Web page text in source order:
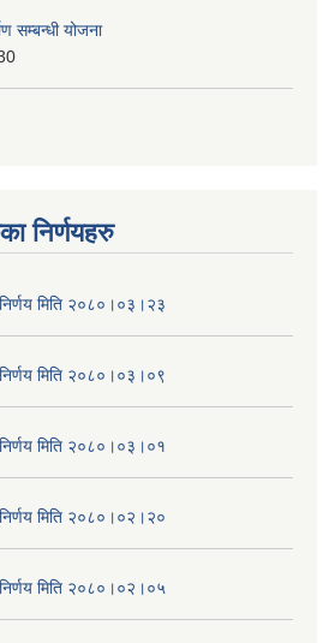
सम्बन्धी योजना
निर्णयहरु
मिति २०८०।०३।२३
मिति २०८०।०३।०९
मिति २०८०।०३।०१
मिति २०८०।०२।२०
मिति २०८०।०२।०५